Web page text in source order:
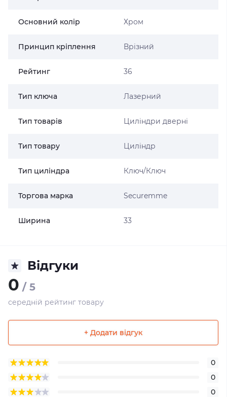
Основний колір Хром
Принцип кріплення Врізний
Рейтинг 36
Тип ключа Лазерний
Тип товарів Циліндри дверні
Тип товару Циліндр
Тип циліндра Ключ/Ключ
Торгова марка Securemme
Ширина 33
Відгуки
0 / 5
середній рейтинг товару
+ Додати відгук
0
0
0